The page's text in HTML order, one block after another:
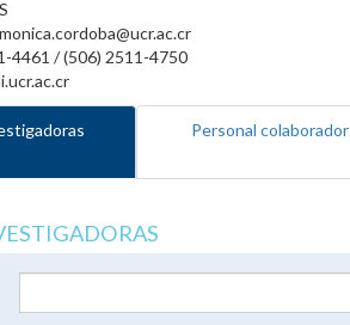
monica.cordoba@ucr.ac.cr
4461 / (506) 2511-4750
Personal colaborador